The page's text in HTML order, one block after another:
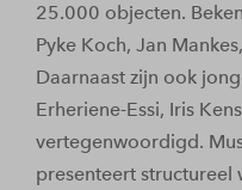
25.000 objecten.
Pyke Koch, Jan
Daarnaast zijn ook
Erheriene-Essi, Iris
vertegenwoordigd.
presenteert structureel